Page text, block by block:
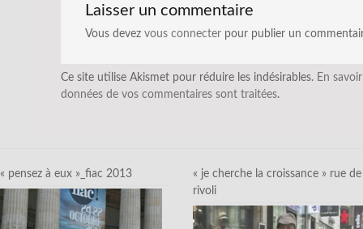
Laisser un commentaire
Vous devez vous connecter pour publier un
Ce site utilise Akismet pour réduire les indésirables. En
données de vos commentaires sont traitées.
« pensez à eux »_fiac 2013
« je cherche la croissance » rue de
rivoli